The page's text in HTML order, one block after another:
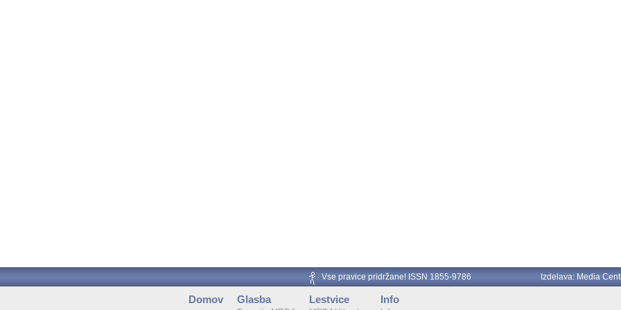
Vse pravice pridržane! ISSN 1855-9786 Izdelava: Media
Domov Glasba Lestvice Info